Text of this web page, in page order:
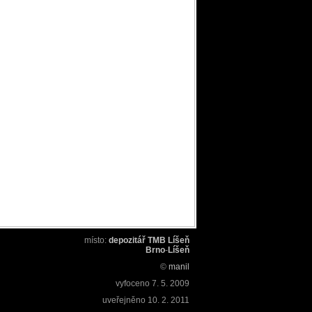
místo: depozitář TMB Líšeň
Brno-Líšeň
© manil
vyfoceno 7. 5. 2009
uveřejněno 10. 2. 2011